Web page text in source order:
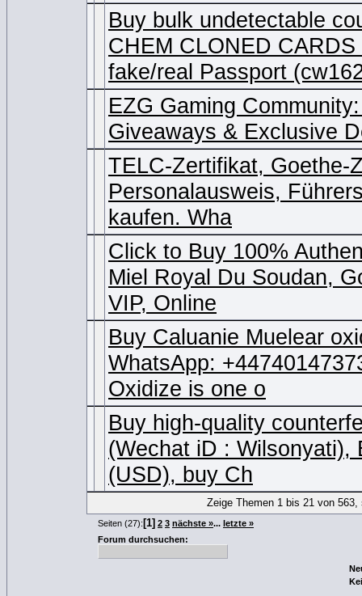
Buy bulk undetectable
CHEM CLONED
fake/real Passport
EZG Gaming
Giveaways & Exclusive
TELC-Zertifikat, Goethe-
Personalausweis,
kaufen. Wha
Click to Buy 100%
Miel Royal Du Soudan,
VIP, Online
Buy Caluanie Muelear
WhatsApp:
Oxidize is one o
Buy high-quality
(Wechat iD : Wilsonyati),
(USD), buy Ch
Zeige Themen 1 bis 21 von
Seiten (27): [1] 2 3 nächste »... letzte »
Forum durchsuchen: